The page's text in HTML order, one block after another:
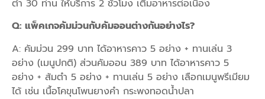
ต่ำ 30 ท่าน ให้บริการ 2 ชั่วโมง เติมอาหารต่อเนื่อง
Q: แพ็คเกจคัมม่วนกับคัมออนต่างกันอย่างไร?
A: คัมม่วน 299 บาท ได้อาหารคาว 5 อย่าง + ทานเล่น 3
อย่าง (เมนูปกติ) ส่วนคัมออน 389 บาท ได้อาหารคาว 5
อย่าง + ส้มตำ 5 อย่าง + ทานเล่น 5 อย่าง เลือกเมนูพรีเมียม
ได้ เช่น เนื้อโคขุนโพนยางคำ กระพงทอดน้ำปลา